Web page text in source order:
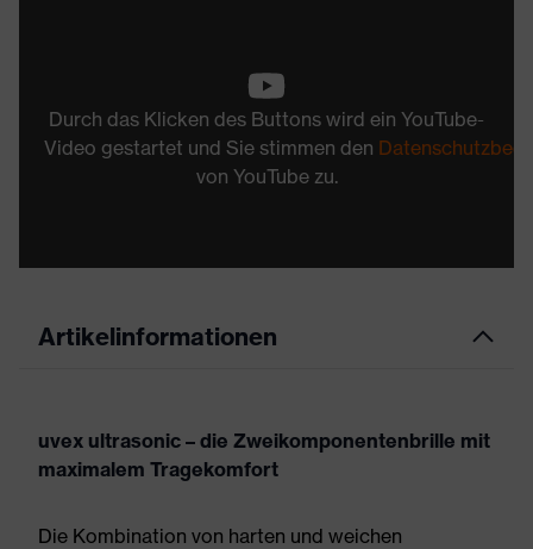
Durch das Klicken des Buttons wird ein YouTube-
Video gestartet und Sie stimmen den
von YouTube zu.
Artikelinformationen
uvex ultrasonic – die Zweikomponentenbrille mit
maximalem Tragekomfort
Die Kombination von harten und weichen